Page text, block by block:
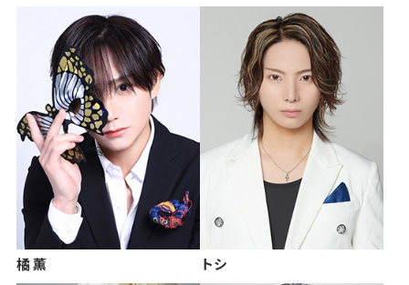
橘 薫 トシ